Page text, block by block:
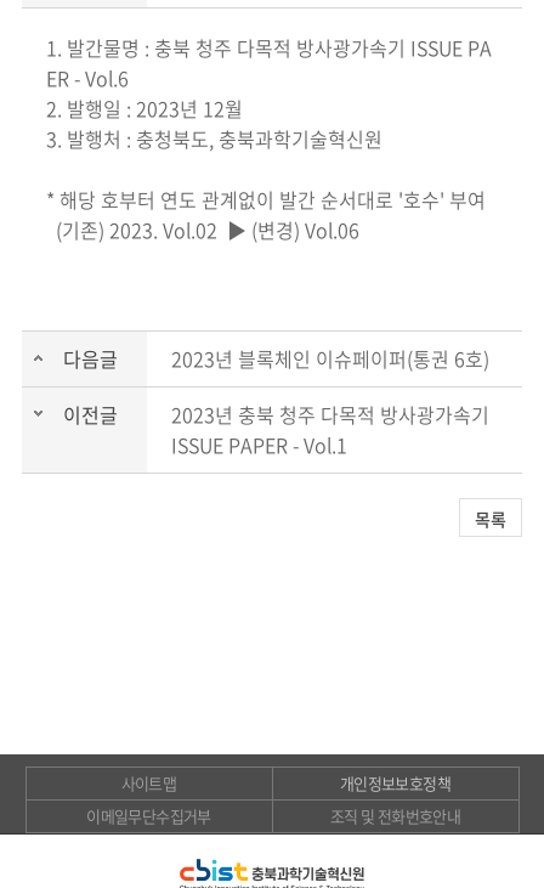
1. 발간물명 : 충북 청주 다목적 방사광가속기 ISSUE PA
ER - Vol.6
2. 발행일 : 2023년 12월
3. 발행처 : 충청북도, 충북과학기술혁신원
* 해당 호부터 연도 관계없이 발간 순서대로 '호수' 부여
(기존) 2023. Vol.02 ▶ (변경) Vol.06
다음글
2023년 블록체인 이슈페이퍼(통권 6호)
이전글
2023년 충북 청주 다목적 방사광가속기
ISSUE PAPER - Vol.1
목록
사이트맵
개인정보보호정책
이메일무단수집거부
조직 및 전화번호안내